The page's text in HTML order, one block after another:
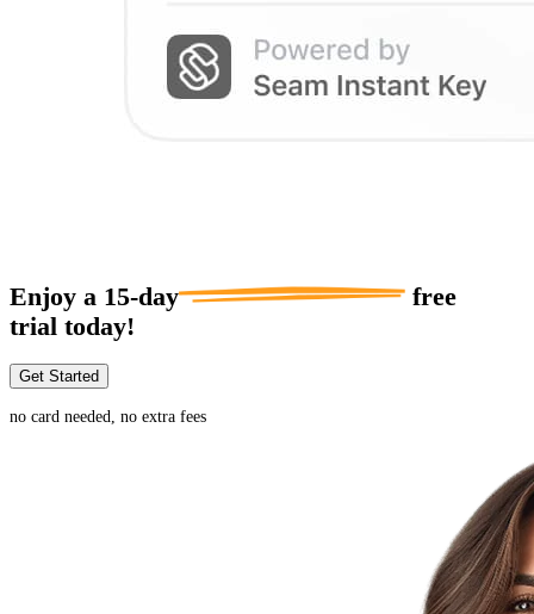
Enjoy a 15-day
free
trial today!
Get Started
no card needed, no extra fees